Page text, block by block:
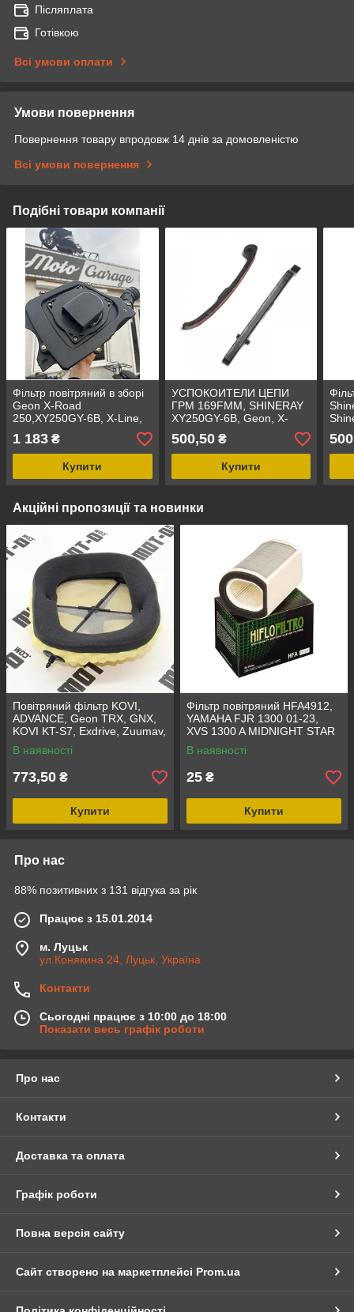
Післяплата
Готівкою
Всі умови оплати
Умови повернення
Повернення товару впродовж 14 днів за домовленістю
Всі умови повернення
Подібні товари компанії
Фільтр повітряний в зборі
Geon X-Road
250,XY250GY-6B, X-Line,
Forte, Spark, Kayo,
SHINERAY XY 250GY-6B,
1 183 ₴
Купити
УСПОКОИТЕЛИ ЦЕПИ
ГРМ 169FMM, SHINERAY
XY250GY-6B, Geon, X-
ROAD 250,Viper,Forte,
Spark,Kayo,
500,50₴
Купити
Акційні пропозиції та новинки
Повітряний фільтр KOVI,
ADVANCE, Geon TRX, GNX,
KOVI KT-S7, Exdrive, Zuumav,
Rottor, ESX,
В наявності
773,50 ₴
Купити
Фільтр повітряний HFA4912,
YAMAHA FJR 1300 01-23,
XVS 1300 A MIDNIGHT STAR
14-15
В наявності
25 ₴
Купити
Про нас
88% позитивних з 131 відгука за рік
Працює з 15.01.2014
м. Луцьк
ул.Конякина 24, Луцьк, Україна
Контакти
Сьогодні працює з 10:00 до 18:00
Показати весь графік роботи
Про нас
Контакти
Доставка та оплата
Графік роботи
Повна версія сайту
Сайт створено на маркетплейсі Prom.ua